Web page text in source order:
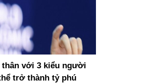
thân với 3 kiểu người
trở thành tỷ phú